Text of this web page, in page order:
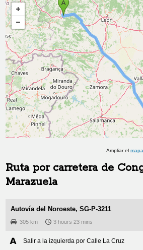
Ampliar el
Ruta por carretera de
Marazuela
Autovía del Noroeste, SG-P-3211
305 km 3 hours 23 mins
Salir a la izquierda por Calle La Cruz